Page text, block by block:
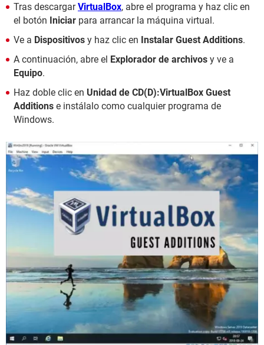
Tras descargarVirtualBox, abre el programa y haz clic en
el botón Iniciar para arrancar la máquina virtual.
Ve a Dispositivos y haz clic en Instalar Guest Additions.
A continuación, abre el Explorador de archivos y ve a
Equipo.
Haz doble clic en Unidad de CD(D):VirtualBox Guest
Additions e instálalo como cualquier programa de
Windows.